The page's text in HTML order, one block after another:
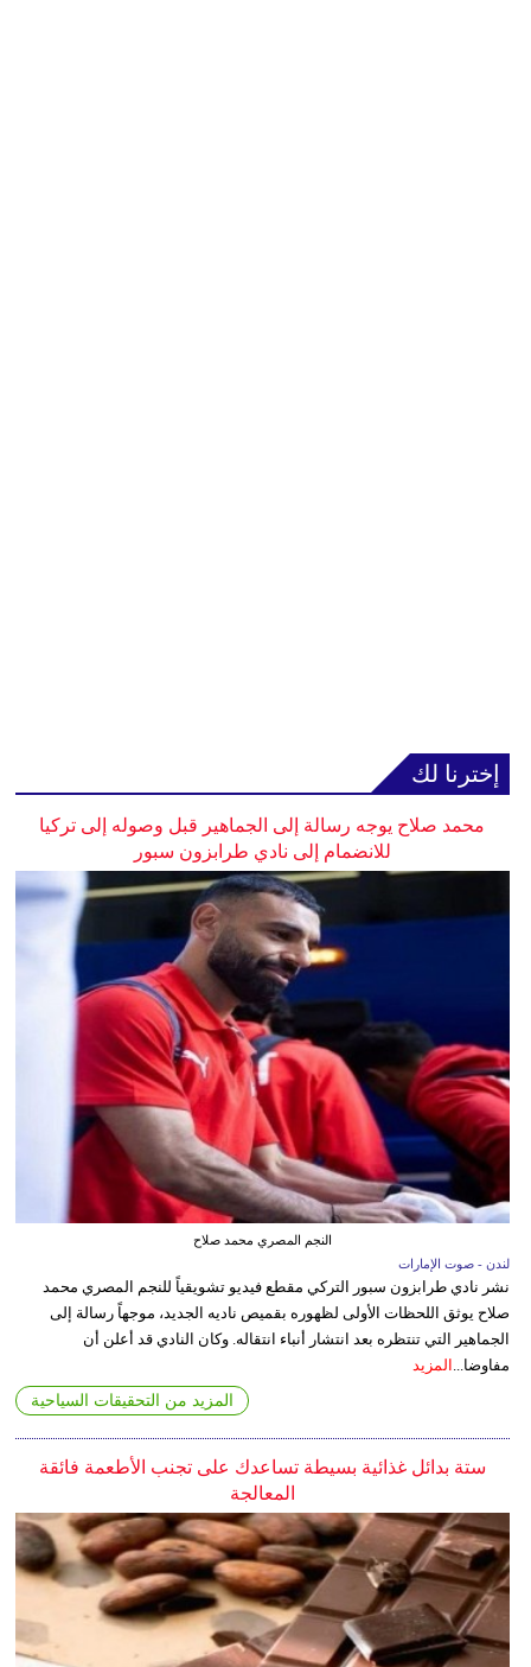
إخترنا لك
محمد صلاح يوجه رسالة إلى الجماهير قبل وصوله إلى تركيا
للانضمام إلى نادي طرابزون سبور
النجم المصري محمد صلاح
لندن - صوت الإمارات
نشر نادي طرابزون سبور التركي مقطع فيديو تشويقياً للنجم المصري محمد
صلاح يوثق اللحظات الأولى لظهوره بقميص ناديه الجديد، موجهاً رسالة إلى
الجماهير التي تنتظره بعد انتشار أنباء انتقاله. وكان النادي قد أعلن أن
مفاوضا... المزيد
المزيد من التحقيقات السياحية
ستة بدائل غذائية بسيطة تساعدك على تجنب الأطعمة فائقة
المعالجة